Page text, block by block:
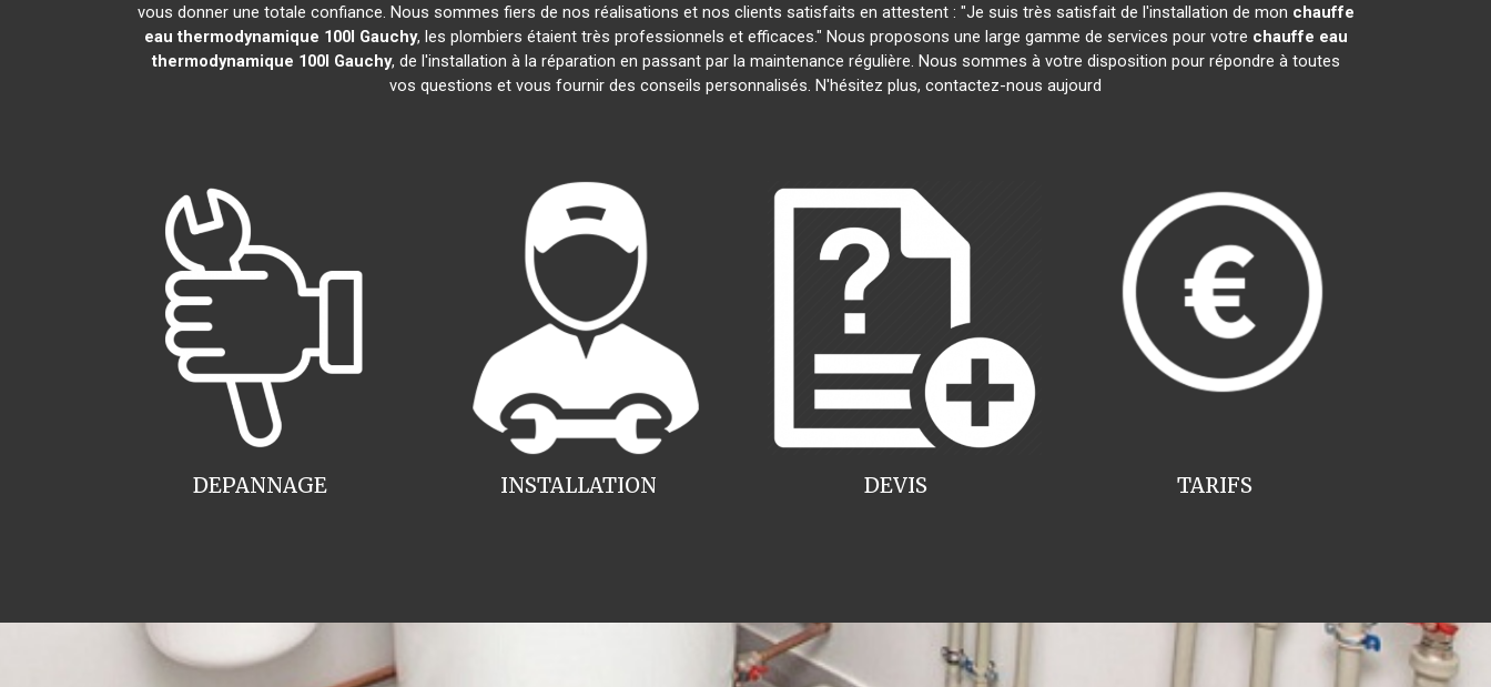
vous donner une totale confiance. Nous sommes fiers de nos réalisations et nos clients satisfaits en attestent : "Je suis très satisfait de l'installation de mon chauffe
eau thermodynamique 100l Gauchy, les plombiers étaient très professionnels et efficaces." Nous proposons une large gamme de services pour votre chauffe eau
thermodynamique 100l Gauchy, de l'installation à la réparation en passant par la maintenance régulière. Nous sommes à votre disposition pour répondre à toutes
vos questions et vous fournir des conseils personnalisés. N'hésitez plus, contactez-nous aujourd
INSTALLATION
DEPANNAGE TARIFS
DEVIS